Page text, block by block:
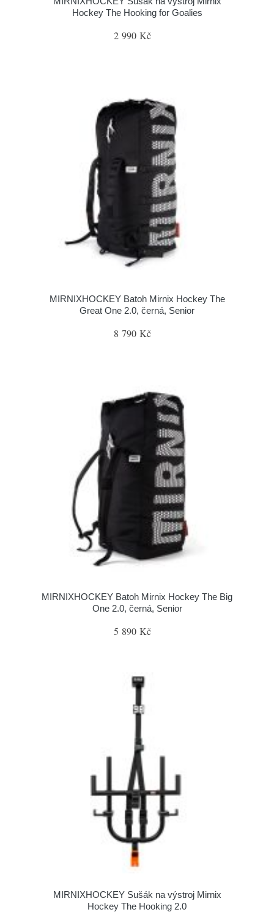
Hockey The Hooking for Goalies
2 990 Kč
MIRNIXHOCKEY Batoh Mirnix Hockey The
Great One 2.0, černá, Senior
8 790 Kč
MIRNIXHOCKEY Batoh Mirnix Hockey The Big
One 2.0, černá, Senior
5 890 Kč
MIRNIXHOCKEY Sušák na výstroj Mirnix
Hockey The Hooking 2.0